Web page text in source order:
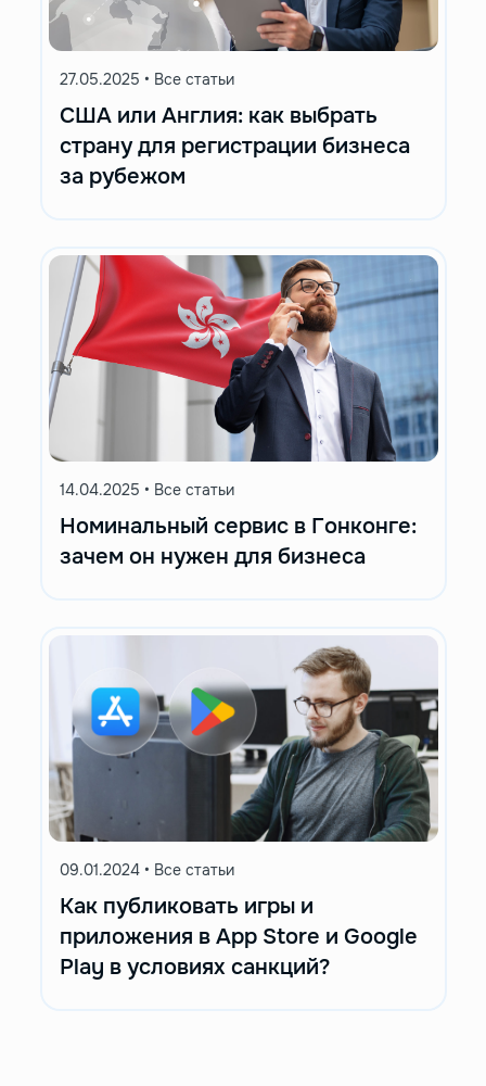
27.05.2025 • Все статьи
США или Англия: как выбрать
страну для регистрации бизнеса
за рубежом
14.04.2025 • Все статьи
Номинальный сервис в Гонконге:
зачем он нужен для бизнеса
09.01.2024 • Все статьи
Как публиковать игры и
приложения в App Store и Google
Play в условиях санкций?